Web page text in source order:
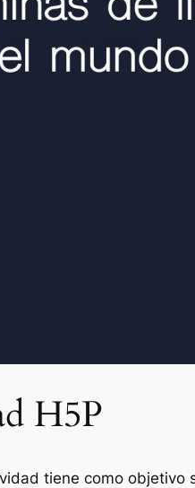
H5P
tiene como